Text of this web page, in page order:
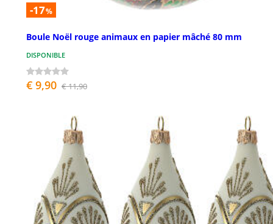
-17%
Boule Noël rouge animaux en papier mâché 80 mm
DISPONIBLE
€ 9,90 € 11,90